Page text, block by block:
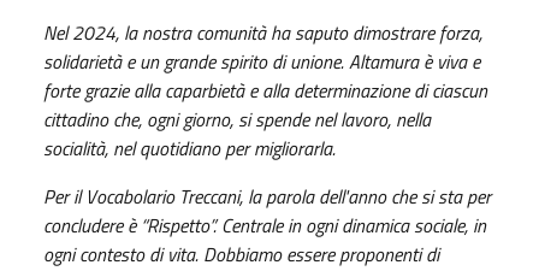
Nel 2024, la nostra comunità ha saputo dimostrare forza,
solidarietà e un grande spirito di unione. Altamura è viva e
forte grazie alla caparbietà e alla determinazione di ciascun
cittadino che, ogni giorno, si spende nel lavoro, nella
socialità, nel quotidiano per migliorarla.
Per il Vocabolario Treccani, la parola dell'anno che si sta per
concludere è “Rispetto”. Centrale in ogni dinamica sociale, in
ogni contesto di vita. Dobbiamo essere proponenti di